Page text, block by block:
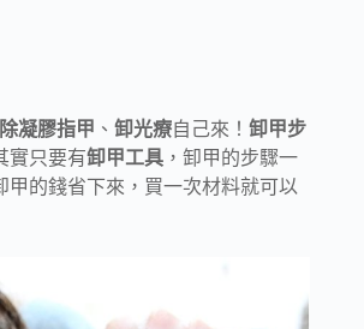
凝膠指甲 、 卸光療自己來！ 卸甲步
實只要有卸甲工具 ，卸甲的步驟一
甲的錢省下來，買一次材料就可以